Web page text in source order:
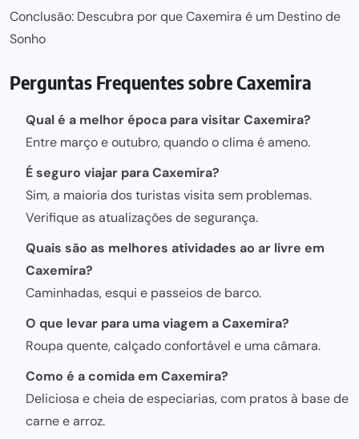
Conclusão: Descubra por que Caxemira é um Destino de
Sonho
Perguntas Frequentes sobre Caxemira
Qual é a melhor época para visitar Caxemira?
Entre março e outubro, quando o clima é ameno.
É seguro viajar para Caxemira?
Sim, a maioria dos turistas visita sem problemas.
Verifique as atualizações de segurança.
Quais são as melhores atividades ao ar livre em
Caxemira?
Caminhadas, esqui e passeios de barco.
O que levar para uma viagem a Caxemira?
Roupa quente, calçado confortável e uma câmara.
Como é a comida em Caxemira?
Deliciosa e cheia de especiarias, com pratos à base de
carne e arroz.